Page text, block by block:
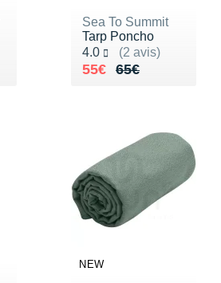
Sea To Summit
Tarp Poncho
4.0
(2 avis)
Noté 4.0 sur 5
65€
Au lieu de 65€
55€
Vendu 55€
NEW